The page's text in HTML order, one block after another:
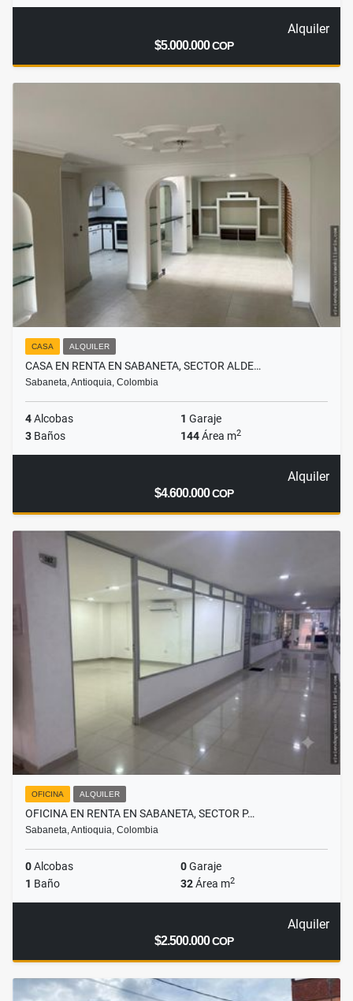
Alquiler
$5.000.000COP
CASA ALQUILER
CASA EN RENTA EN SABANETA, SECTOR ALDE…
Sabaneta, Antioquia, Colombia
4Alcobas 1 Garaje
3 Baños 144Área m2
Alquiler
$4.600.000COP
OFICINA ALQUILER
OFICINA EN RENTA EN SABANETA, SECTOR P…
Sabaneta, Antioquia, Colombia
0Alcobas 0Garaje
1 Baño 32Área m2
Alquiler
$2.500.000COP